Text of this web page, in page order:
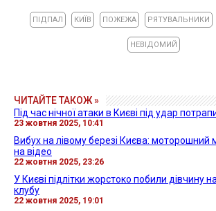
ПІДПАЛ КИЇВ ПОЖЕЖА РЯТУВАЛЬНИКИ
НЕВІДОМИЙ
ЧИТАЙТЕ ТАКОЖ »
Під час нічної атаки в Києві під удар
23 жовтня 2025, 10:41
Вибух на лівому березі Києва: моторошний
на відео
22 жовтня 2025, 23:26
У Києві підлітки жорстоко побили дівчину на
клубу
22 жовтня 2025, 19:01